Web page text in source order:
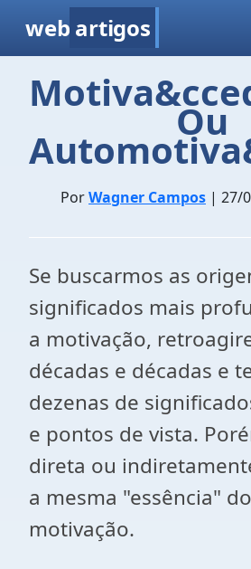
web artigos
Ou
PorWagner Campos | 27/
Se buscarmos as
significados mais
a motivação,
décadas e décadas e
dezenas de
e pontos de vista.
direta ou
a mesma "essência"
motivação.